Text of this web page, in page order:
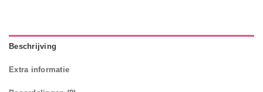
Beschrijving
Extra informatie